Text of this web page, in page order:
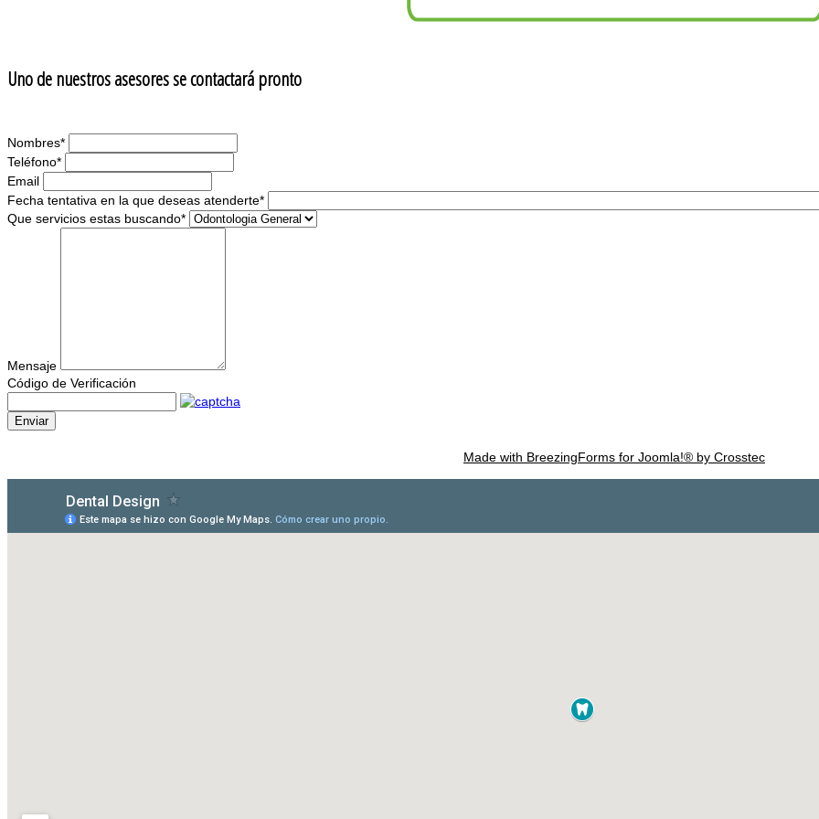
Uno de nuestros asesores se contactará pronto
Nombres*
Teléfono*
Email
Fecha tentativa en la que deseas atenderte*
Que servicios estas buscando*
Mensaje
Código de Verificación
Enviar
Made with BreezingForms for Joomla!® by Crosstec